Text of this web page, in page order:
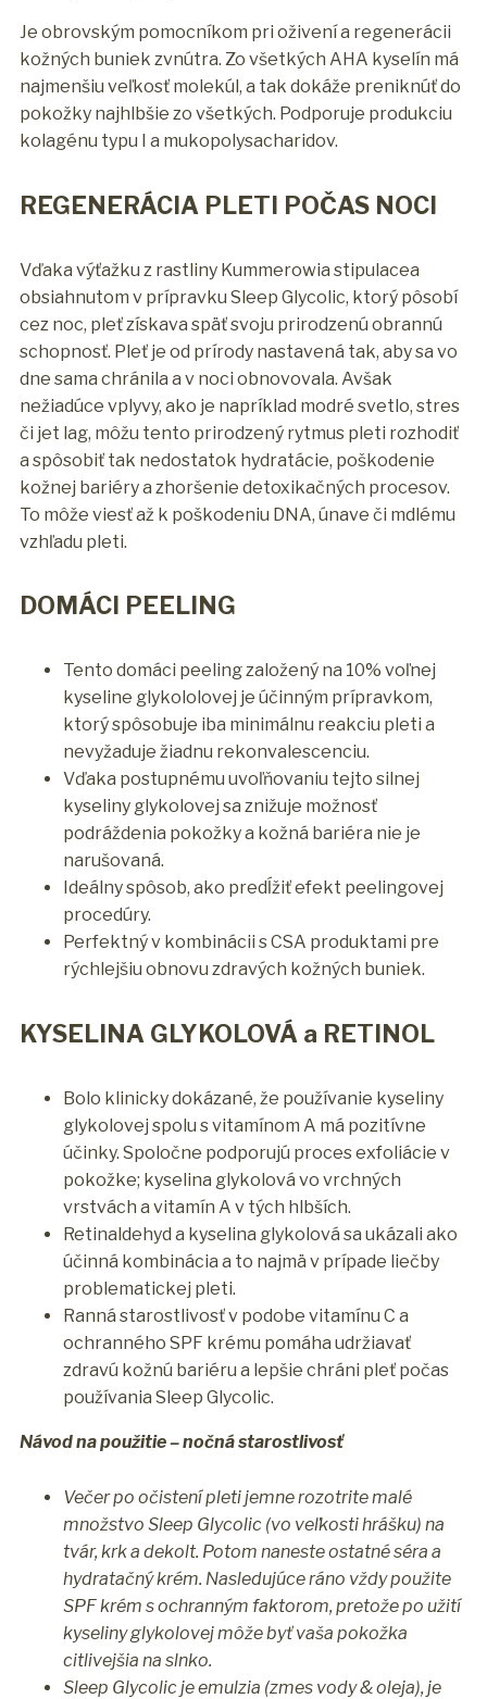
Je obrovským pomocníkom pri oživení a regenerácii
kožných buniek zvnútra. Zo všetkých AHA kyselín má
najmenšiu veľkosť molekúl, a tak dokáže preniknúť do
pokožky najhlbšie zo všetkých. Podporuje produkciu
kolagénu typu I a mukopolysacharidov.
REGENERÁCIA PLETI POČAS NOCI
Vďaka výťažku z rastliny Kummerowia stipulacea
obsiahnutom v prípravku Sleep Glycolic, ktorý pôsobí
cez noc, pleť získava späť svoju prirodzenú obrannú
schopnosť. Pleť je od prírody nastavená tak, aby sa vo
dne sama chránila a v noci obnovovala. Avšak
nežiadúce vplyvy, ako je napríklad modré svetlo, stres
či jet lag, môžu tento prirodzený rytmus pleti rozhodiť
a spôsobiť tak nedostatok hydratácie, poškodenie
kožnej bariéry a zhoršenie detoxikačných procesov.
To môže viesť až k poškodeniu DNA, únave či mdlému
vzhľadu pleti.
DOMÁCI PEELING
Tento domáci peeling založený na 10% voľnej
kyseline glykololovej je účinným prípravkom,
ktorý spôsobuje iba minimálnu reakciu pleti a
nevyžaduje žiadnu rekonvalescenciu.
Vďaka postupnému uvoľňovaniu tejto silnej
kyseliny glykolovej sa znižuje možnosť
podráždenia pokožky a kožná bariéra nie je
narušovaná.
Ideálny spôsob, ako predĺžiť efekt peelingovej
procedúry.
Perfektný v kombinácii s CSA produktami pre
rýchlejšiu obnovu zdravých kožných buniek.
KYSELINA GLYKOLOVÁ a RETINOL
Bolo klinicky dokázané, že používanie kyseliny
glykolovej spolu s vitamínom A má pozitívne
účinky. Spoločne podporujú proces exfoliácie v
pokožke; kyselina glykolová vo vrchných
vrstvách a vitamín A v tých hlbších.
Retinaldehyd a kyselina glykolová sa ukázali ako
účinná kombinácia a to najmä v prípade liečby
problematickej pleti.
Ranná starostlivosť v podobe vitamínu C a
ochranného SPF krému pomáha udržiavať
zdravú kožnú bariéru a lepšie chráni pleť počas
používania Sleep Glycolic.
Návod na použitie – nočná starostlivosť
Večer po očistení pleti jemne rozotrite malé
množstvo Sleep Glycolic (vo veľkosti hrášku) na
tvár, krk a dekolt. Potom naneste ostatné séra a
hydratačný krém. Nasledujúce ráno vždy použite
SPF krém s ochranným faktorom, pretože po užití
kyseliny glykolovej môže byť vaša pokožka
citlivejšia na slnko.
Sleep Glycolic je emulzia (zmes vody & oleja), je